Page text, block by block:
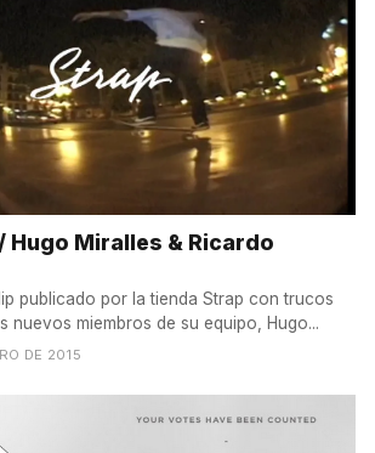
Hugo Miralles & Ricardo
publicado por la tienda Strap con trucos
nuevos miembros de su equipo, Hugo...
DE 2015